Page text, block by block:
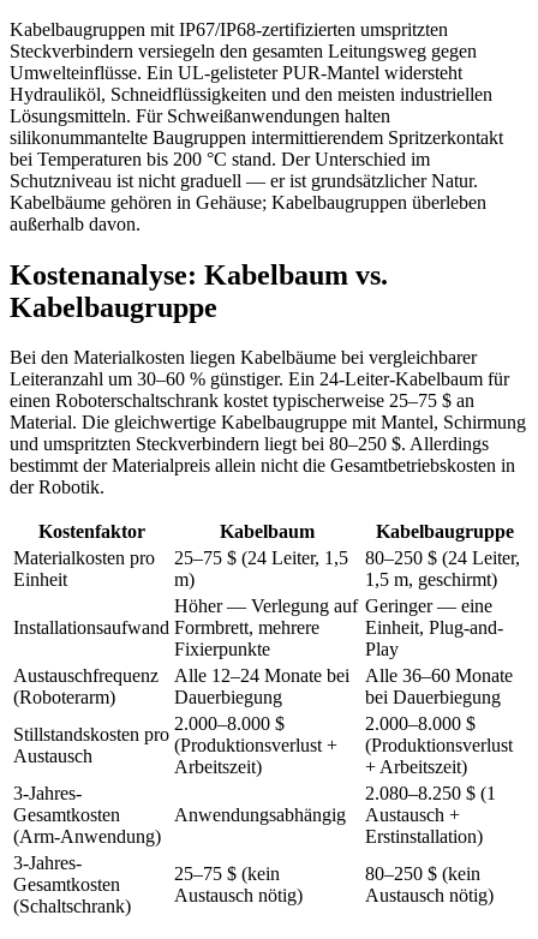
Kabelbaugruppen mit IP67/IP68-zertifizierten umspritzten
Steckverbindern versiegeln den gesamten Leitungsweg gegen
Umwelteinflüsse. Ein UL-gelisteter PUR-Mantel widersteht
Hydrauliköl, Schneidflüssigkeiten und den meisten industriellen
Lösungsmitteln. Für Schweißanwendungen halten
silikonummantelte Baugruppen intermittierendem Spritzerkontakt
bei Temperaturen bis 200 °C stand. Der Unterschied im
Schutzniveau ist nicht graduell — er ist grundsätzlicher Natur.
Kabelbäume gehören in Gehäuse; Kabelbaugruppen überleben
außerhalb davon.
Kostenanalyse: Kabelbaum vs.
Kabelbaugruppe
Bei den Materialkosten liegen Kabelbäume bei vergleichbarer
Leiteranzahl um 30–60 % günstiger. Ein 24-Leiter-Kabelbaum für
einen Roboterschaltschrank kostet typischerweise 25–75 $ an
Material. Die gleichwertige Kabelbaugruppe mit Mantel, Schirmung
und umspritzten Steckverbindern liegt bei 80–250 $. Allerdings
bestimmt der Materialpreis allein nicht die Gesamtbetriebskosten in
der Robotik.
Kostenfaktor Kabelbaum
Kabelbaugruppe
Materialkosten pro
Einheit
25–75 $ (24 Leiter, 1,5
m)
80–250 $ (24 Leiter,
1,5 m, geschirmt)
Installationsaufwand
Höher — Verlegung auf
Formbrett, mehrere
Fixierpunkte
Geringer — eine
Einheit, Plug-and-
Play
Austauschfrequenz
(Roboterarm)
Alle 12–24 Monate bei
Dauerbiegung
Alle 36–60 Monate
bei Dauerbiegung
Stillstandskosten pro
Austausch
2.000–8.000 $
(Produktionsverlust +
Arbeitszeit)
2.000–8.000 $
(Produktionsverlust
+ Arbeitszeit)
3-Jahres-
Gesamtkosten
(Arm-Anwendung)
Anwendungsabhängig
2.080–8.250 $ (1
Austausch +
Erstinstallation)
3-Jahres-
Gesamtkosten
(Schaltschrank)
25–75 $ (kein
Austausch nötig)
80–250 $ (kein
Austausch nötig)